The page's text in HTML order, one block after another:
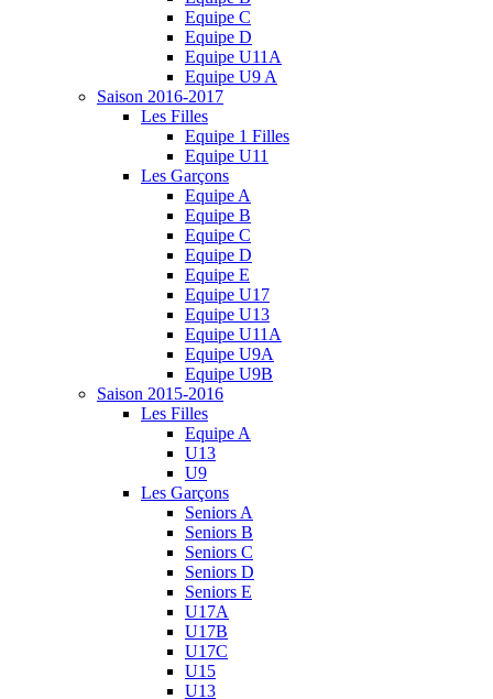
Equipe C
Equipe D
Equipe U11A
Equipe U9 A
Saison 2016-2017
Les Filles
Equipe 1 Filles
Equipe U11
Les Garçons
Equipe A
Equipe B
Equipe C
Equipe D
Equipe E
Equipe U17
Equipe U13
Equipe U11A
Equipe U9A
Equipe U9B
Saison 2015-2016
Les Filles
Equipe A
U13
U9
Les Garçons
Seniors A
Seniors B
Seniors C
Seniors D
Seniors E
U17A
U17B
U17C
U15
U13